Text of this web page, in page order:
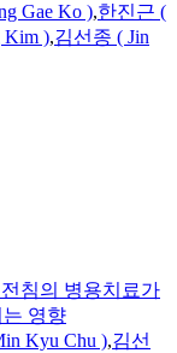
Gae Ko ),한진근 (
Kim ),김선종 ( Jin
침의 병용치료가
영향
Kyu Chu ),김선